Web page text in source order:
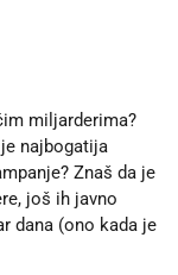
miljarderima?
najbogatija
Znaš da je
još ih javno
dana (ono kada je